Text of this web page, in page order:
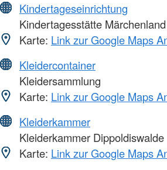
Kindertageseinrichtung
Kindertagesstätte Märchenland
Karte: Link zur Google Maps
Kleidercontainer
Kleidersammlung
Karte: Link zur Google Maps
Kleiderkammer
Kleiderkammer Dippoldiswalde
Karte: Link zur Google Maps